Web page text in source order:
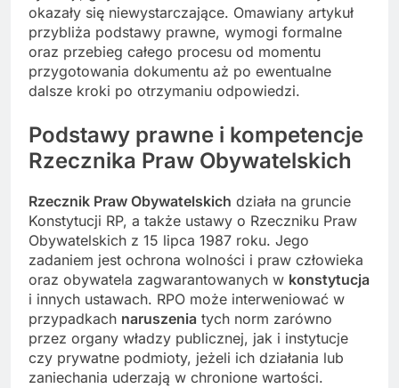
okazały się niewystarczające. Omawiany artykuł
przybliża podstawy prawne, wymogi formalne
oraz przebieg całego procesu od momentu
przygotowania dokumentu aż po ewentualne
dalsze kroki po otrzymaniu odpowiedzi.
Podstawy prawne i kompetencje
Rzecznika Praw Obywatelskich
Rzecznik Praw Obywatelskich działa na gruncie
Konstytucji RP, a także ustawy o Rzeczniku Praw
Obywatelskich z 15 lipca 1987 roku. Jego
zadaniem jest ochrona wolności i praw człowieka
oraz obywatela zagwarantowanych w konstytucja
i innych ustawach. RPO może interweniować w
przypadkach naruszenia tych norm zarówno
przez organy władzy publicznej, jak i instytucje
czy prywatne podmioty, jeżeli ich działania lub
zaniechania uderzają w chronione wartości.